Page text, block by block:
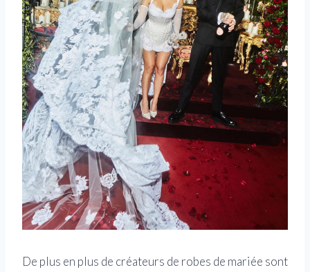
De plus en plus de créateurs de robes de mariée sont